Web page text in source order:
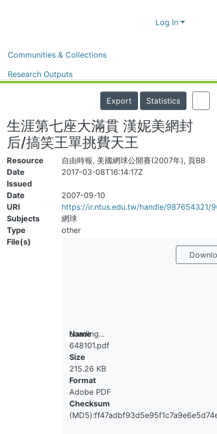
Log In
Communities & Collections
Research Outputs
Organizations
Statistics
Home 體育新聞剪報
體育新聞剪報
Details
Export
Statistics
生涯第七座大滿貫 漢妮美網封
后/搞笑王單挑費天王
Resource
自由時報, 美國網球公開賽(2007年), 頁B8
Date
Issued
2017-03-08T16:14:17Z
Date
2007-09-10
URI
https://ir.ntus.edu.tw/handle/987654321/
Subjects
網球
Type
other
File(s)
Loading...
Loading...
Name
648101.pdf
Size
215.26 KB
Format
Adobe PDF
Checksum